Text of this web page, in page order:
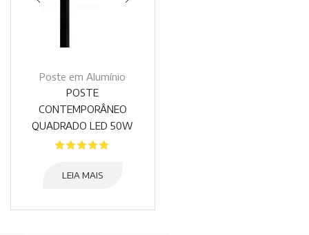
Poste em Alumínio
POSTE
CONTEMPORÂNEO
QUADRADO LED 50W
LEIA MAIS